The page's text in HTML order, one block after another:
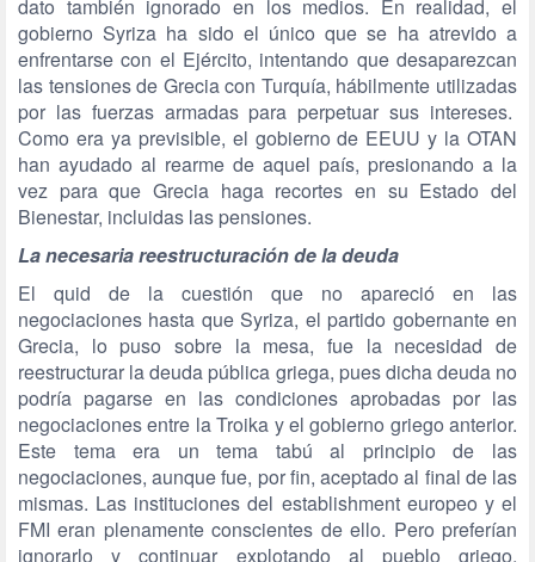
dato también ignorado en los medios. En realidad, el
gobierno Syriza ha sido el único que se ha atrevido a
enfrentarse con el Ejército, intentando que desaparezcan
las tensiones de Grecia con Turquía, hábilmente utilizadas
por las fuerzas armadas para perpetuar sus intereses.
Como era ya previsible, el gobierno de EEUU y la OTAN
han ayudado al rearme de aquel país, presionando a la
vez para que Grecia haga recortes en su Estado del
Bienestar, incluidas las pensiones.
La necesaria reestructuración de la deuda
El quid de la cuestión que no apareció en las
negociaciones hasta que Syriza, el partido gobernante en
Grecia, lo puso sobre la mesa, fue la necesidad de
reestructurar la deuda pública griega, pues dicha deuda no
podría pagarse en las condiciones aprobadas por las
negociaciones entre la Troika y el gobierno griego anterior.
Este tema era un tema tabú al principio de las
negociaciones, aunque fue, por fin, aceptado al final de las
mismas. Las instituciones del establishment europeo y el
FMI eran plenamente conscientes de ello. Pero preferían
ignorarlo y continuar explotando al pueblo griego,